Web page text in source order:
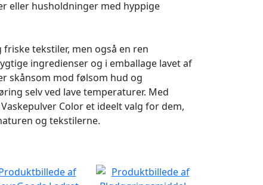
eller husholdninger med hyppige
tekstiler, men også en ren
ingredienser og i emballage lavet af
skånsom mod følsom hud og
selv ved lave temperaturer. Med
Color et ideelt valg for dem,
og tekstilerne.